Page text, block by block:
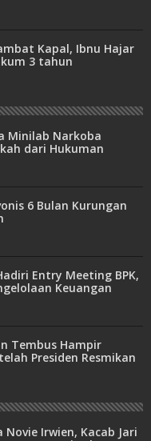
Kapal, Ibnu Hajar
3 tahun
Minilab Narkoba
dari Hukuman
6 Bulan Kurungan
Entry Meeting BPK,
Keuangan
Tembus Hampir
Presiden Resmikan
Irwien, Kacab Jari